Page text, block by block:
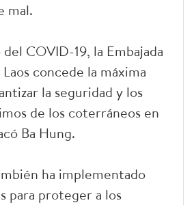
mal.
COVID-19, la Embajada
concede la máxima
la seguridad y los
de los coterráneos en
Ba Hung.
ha implementado
para proteger a los